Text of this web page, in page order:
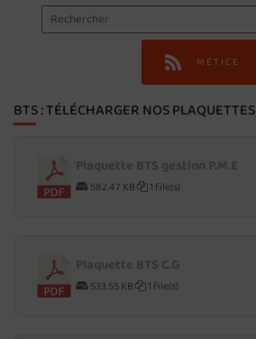
MÉTICE
BTS : TÉLÉCHARGER NOS PLAQUETTES
582.47 KB 1 file(s)
533.55 KB 1 file(s)